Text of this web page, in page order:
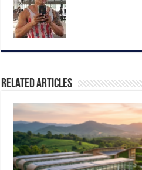
Related Articles